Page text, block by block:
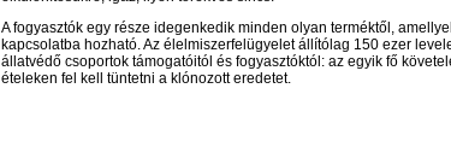
A fogyasztók egy része idegenkedik minden olyan terméktől,
kapcsolatba hozható. Az élelmiszerfelügyelet állítólag 150 ezer
állatvédő csoportok támogatóitól és fogyasztóktól: az egyik fő
ételeken fel kell tüntetni a klónozott eredetet.